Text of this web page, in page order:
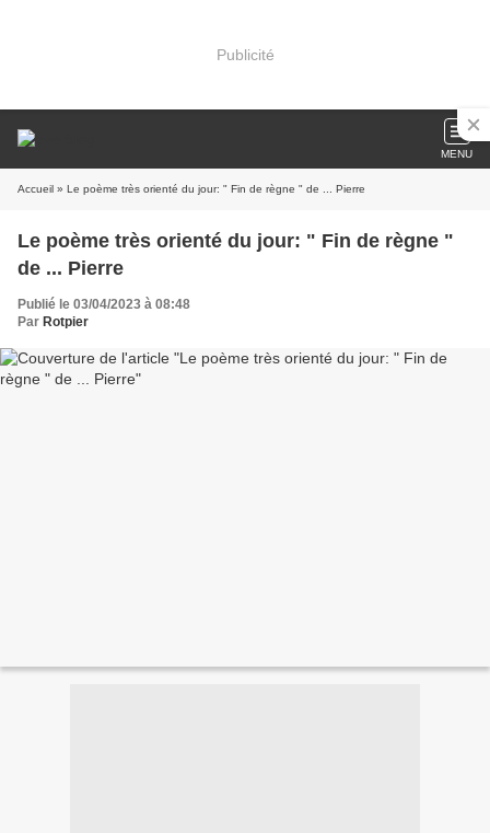
Publicité
MENU
Accueil » Le poème très orienté du jour: " Fin de règne " de ... Pierre
Le poème très orienté du jour: " Fin de règne "
de ... Pierre
Publié le 03/04/2023 à 08:48
Par Rotpier